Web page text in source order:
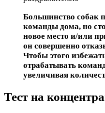
Большинство собак
команды дома, но
новое место и/или
он совершенно
Чтобы этого
отрабатывать
увеличивая
Тест на